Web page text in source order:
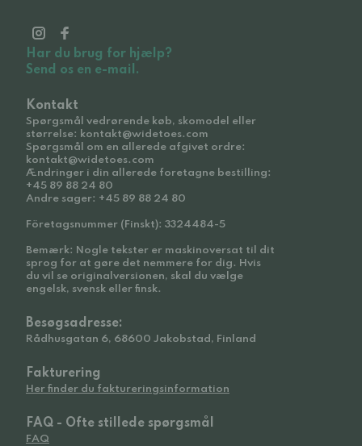
Har du brug for hjælp?
Send os en e-mail.
Kontakt
Spørgsmål vedrørende køb, skomodel eller
størrelse: kontakt@widetoes.com
Spørgsmål om en allerede afgivet ordre:
kontakt@widetoes.com
Ændringer i din allerede foretagne bestilling:
+45 89 88 24 80
Andre sager: +45 89 88 24 80
Företagsnummer (Finskt): 3324484-5
Bemærk: Nogle tekster er maskinoversat til dit
sprog for at gøre det nemmere for dig. Hvis
du vil se originalversionen, skal du vælge
engelsk, svensk eller finsk.
Besøgsadresse:
Rådhusgatan 6, 68600 Jakobstad, Finland
Fakturering
Her finder du faktureringsinformation
FAQ - Ofte stillede spørgsmål
FAQ